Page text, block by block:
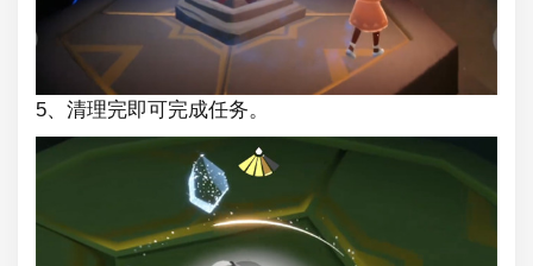
5、清理完即可完成任务。